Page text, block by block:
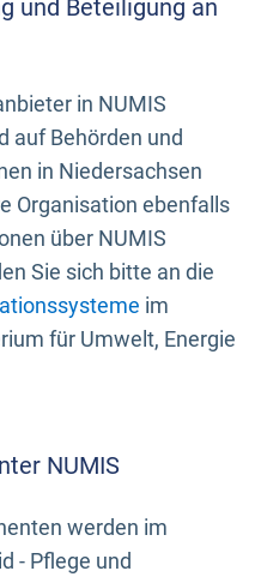
und Beteiligung an
in NUMIS
auf Behörden und
in Niedersachsen
Organisation ebenfalls
über NUMIS
Sie sich bitte an die
im
für Umwelt, Energie
NUMIS
werden im
- Pflege und